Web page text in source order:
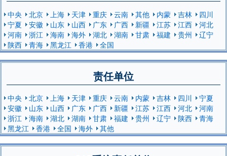
中央 北京 上海 天津 重庆 云南 其他 内蒙 吉林
四川
宁夏
安徽 山东 山西 广东 广西 新疆 江苏 江西
河北
河南
浙江 海南 海外 湖北 湖南 甘肃 福建 贵州
辽宁
陕西
青海 黑龙江 香港 全国
责任单位
中央 北京 上海 天津 重庆 云南 内蒙 吉林 四川
宁夏
安徽
山东 山西 广东 广西 新疆 江苏 江西 河北
河南
浙江
海南 湖北 湖南 甘肃 福建 贵州 辽宁 陕西
青海
黑龙江
香港 全国 海外 其他